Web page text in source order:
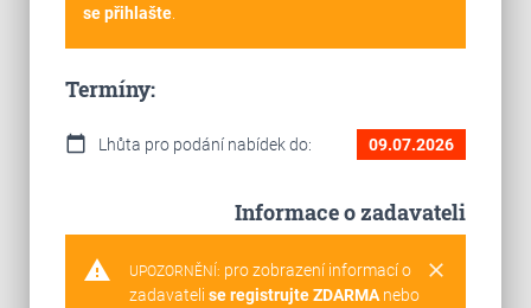
se přihlašte.
Termíny:
calendar_today Lhůta pro podání nabídek do: 09.07.2026
Informace o zadavateli
warning clear
UPOZORNĚNÍ: pro zobrazení informací o
zadavateli se registrujte ZDARMAnebo